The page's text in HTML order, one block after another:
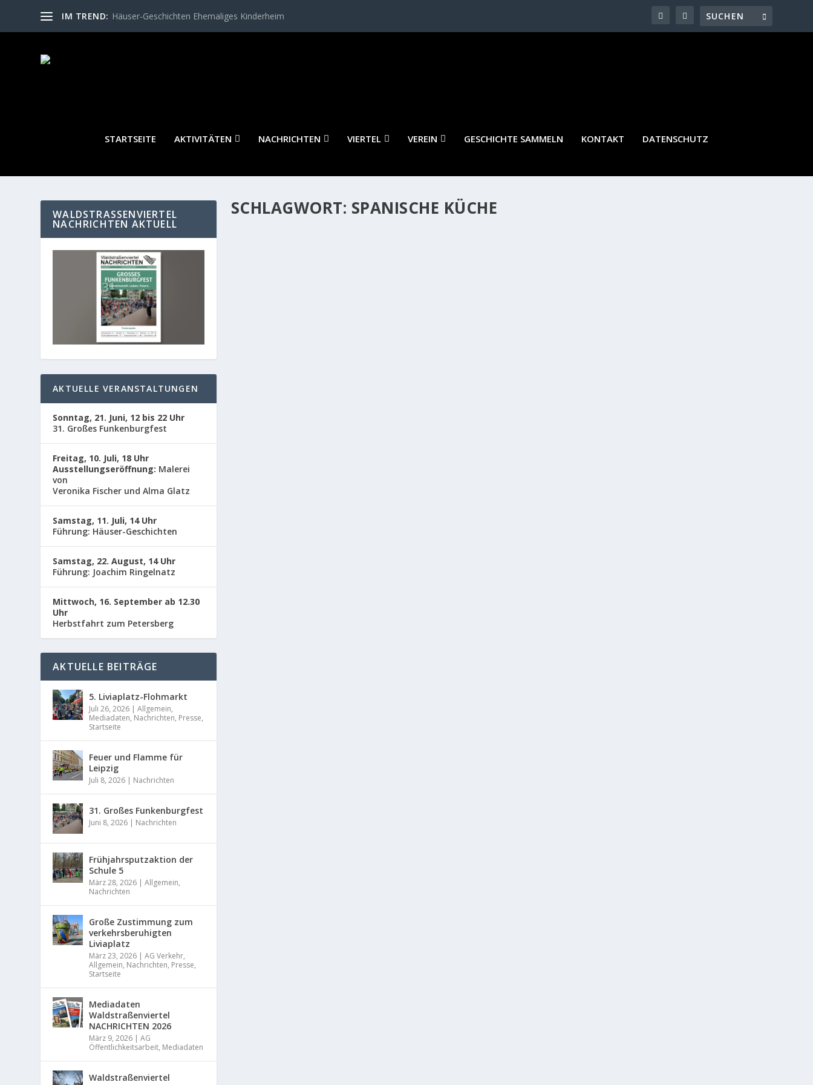
IM TREND: Häuser-Geschichten Ehemaliges Kinderheim
STARTSEITE AKTIVITÄTEN NACHRICHTEN VIERTEL VEREIN GESCHICHTE SAMMELN KONTAKT DATENSCHUTZ
SCHLAGWORT: SPANISCHE KÜCHE
WALDSTRASSENVIERTEL N
ACHRICHTEN AKTUELL
AKTUELLE VERANSTALTUNGEN
Sonntag, 21. Juni, 12 bis 22 Uhr
31. Großes Funkenburgfest
Freitag, 10. Juli, 18 Uhr
Ausstellungseröffnung: Malerei
von
Veronika Fischer und Alma Glatz
Samstag, 11. Juli, 14 Uhr
Führung: Häuser-Geschichten
Samstag, 22. August, 14 Uhr
Führung: Joachim Ringelnatz
Mittwoch, 16. September ab 12.30
Uhr
Herbstfahrt zum Petersberg
AKTUELLE BEITRÄGE
5. Liviaplatz-Flohmarkt
Juli 26, 2026 |Allgemein,
Mediadaten, Nachrichten, Presse,
Startseite
Feuer und Flamme für
Leipzig
Juli 8, 2026 | Nachrichten
31. Großes Funkenburgfest
Juni 8, 2026 | Nachrichten
Frühjahrsputzaktion der
Schule 5
März 28, 2026 |Allgemein,
Nachrichten
Große Zustimmung zum
verkehrsberuhigten
Liviaplatz
März 23, 2026 |AG Verkehr,
Allgemein, Nachrichten, Presse,
Startseite
Mediadaten
Waldstraßenviertel
NACHRICHTEN 2026
März 9, 2026 |AG
Öffentlichkeitsarbeit, Mediadaten
Waldstraßenviertel